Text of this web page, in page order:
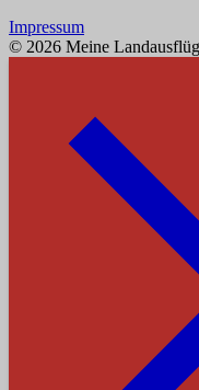
Impressum
© 2026 Meine